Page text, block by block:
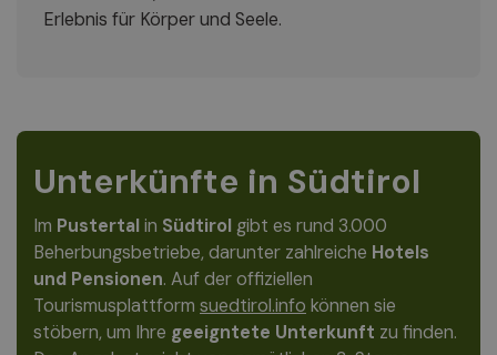
Erlebnis für Körper und Seele.
Unterkünfte in Südtirol
Im Pustertal in Südtirol gibt es rund 3.000
Beherbungsbetriebe, darunter zahlreiche Hotels
und Pensionen. Auf der offiziellen
Tourismusplattform suedtirol.info können sie
stöbern, um Ihre geeigntete Unterkunft zu finden.